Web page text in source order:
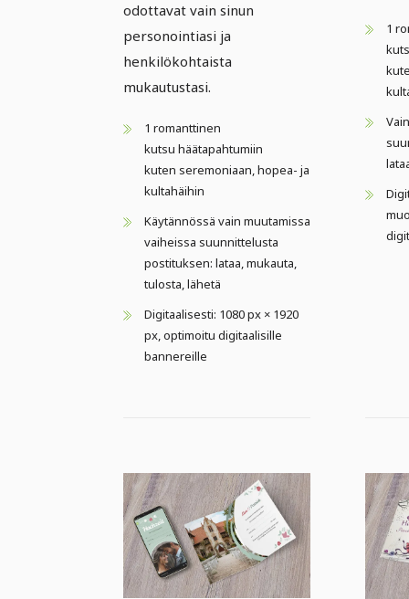
odottavat vain sinun
personointiasi ja
henkilökohtaista
mukautustasi.
1 romanttinen
kutsu häätapahtumiin
kuten seremoniaan, hopea- ja
kultahäihin
Käytännössä vain muutamissa
vaiheissa suunnittelusta
postituksen: lataa, mukauta,
tulosta, lähetä
Digitaalisesti: 1080 px × 1920
px, optimoitu digitaalisille
bannereille
1